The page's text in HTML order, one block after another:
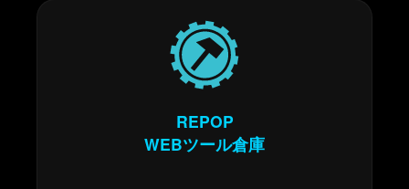
REPOP
WEBツール倉庫